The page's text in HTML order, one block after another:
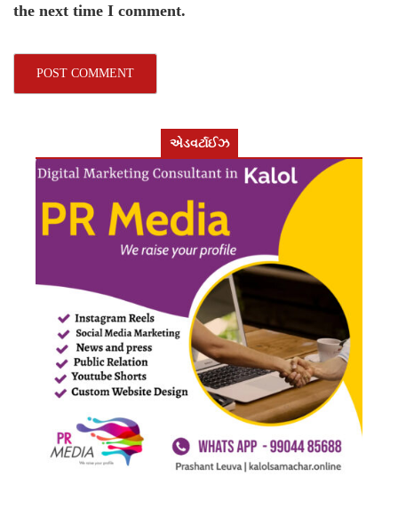
the next time I comment.
એડવર્ટાઈઝ